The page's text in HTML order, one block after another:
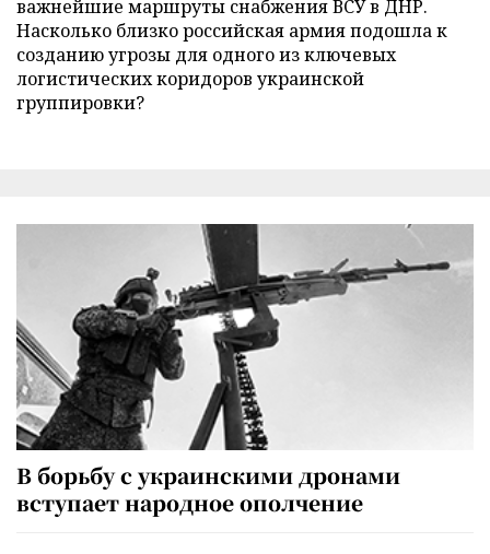
важнейшие маршруты снабжения ВСУ в ДНР.
Насколько близко российская армия подошла к
созданию угрозы для одного из ключевых
логистических коридоров украинской
группировки?
В борьбу с украинскими дронами
вступает народное ополчение